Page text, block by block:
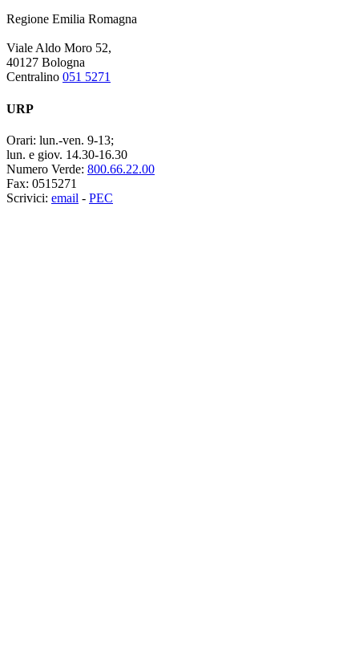
Regione Emilia Romagna
Viale Aldo Moro 52,
40127 Bologna
Centralino 051 5271
URP
Orari: lun.-ven. 9-13;
lun. e giov. 14.30-16.30
Numero Verde: 800.66.22.00
Fax: 0515271
Scrivici: email - PEC